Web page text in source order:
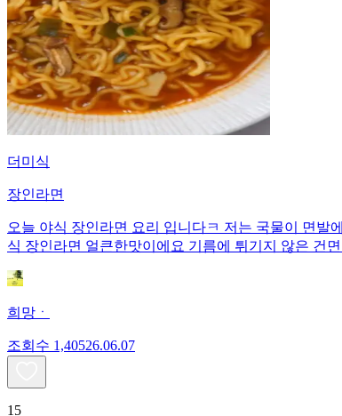
더미식
장인라면
오늘 야식 장인라면 요리 입니다ㅋ 저는 국물이 면발
식 장인라면 얼큰한맛이에요 기름에 튀기지 않은 건
희망ㆍ
조회수 1,40526.06.07
15